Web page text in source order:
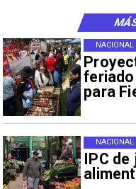
feriado
para
NACIONAL
IPC
NACIONAL